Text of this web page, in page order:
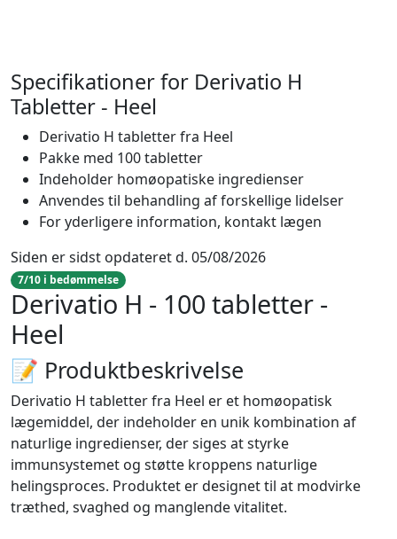
Specifikationer for Derivatio H
Tabletter - Heel
Derivatio H tabletter fra Heel
Pakke med 100 tabletter
Indeholder homøopatiske ingredienser
Anvendes til behandling af forskellige lidelser
For yderligere information, kontakt lægen
Siden er sidst opdateret d. 05/08/2026
7/10 i bedømmelse
Derivatio H - 100 tabletter -
Heel
📝 Produktbeskrivelse
Derivatio H tabletter fra Heel er et homøopatisk
lægemiddel, der indeholder en unik kombination af
naturlige ingredienser, der siges at styrke
immunsystemet og støtte kroppens naturlige
helingsproces. Produktet er designet til at modvirke
træthed, svaghed og manglende vitalitet.